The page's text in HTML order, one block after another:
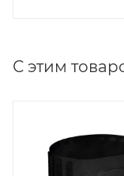
С этим